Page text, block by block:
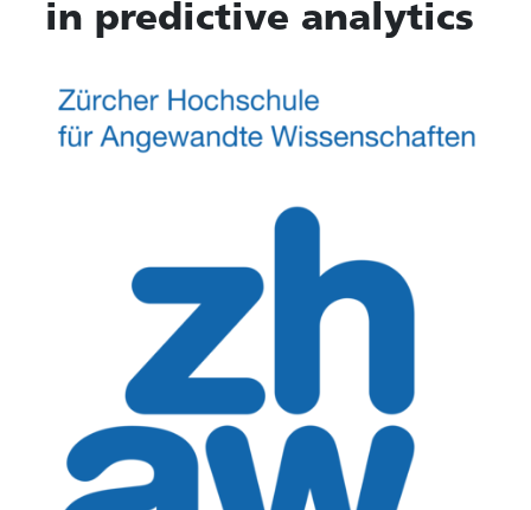
in predictive analytics